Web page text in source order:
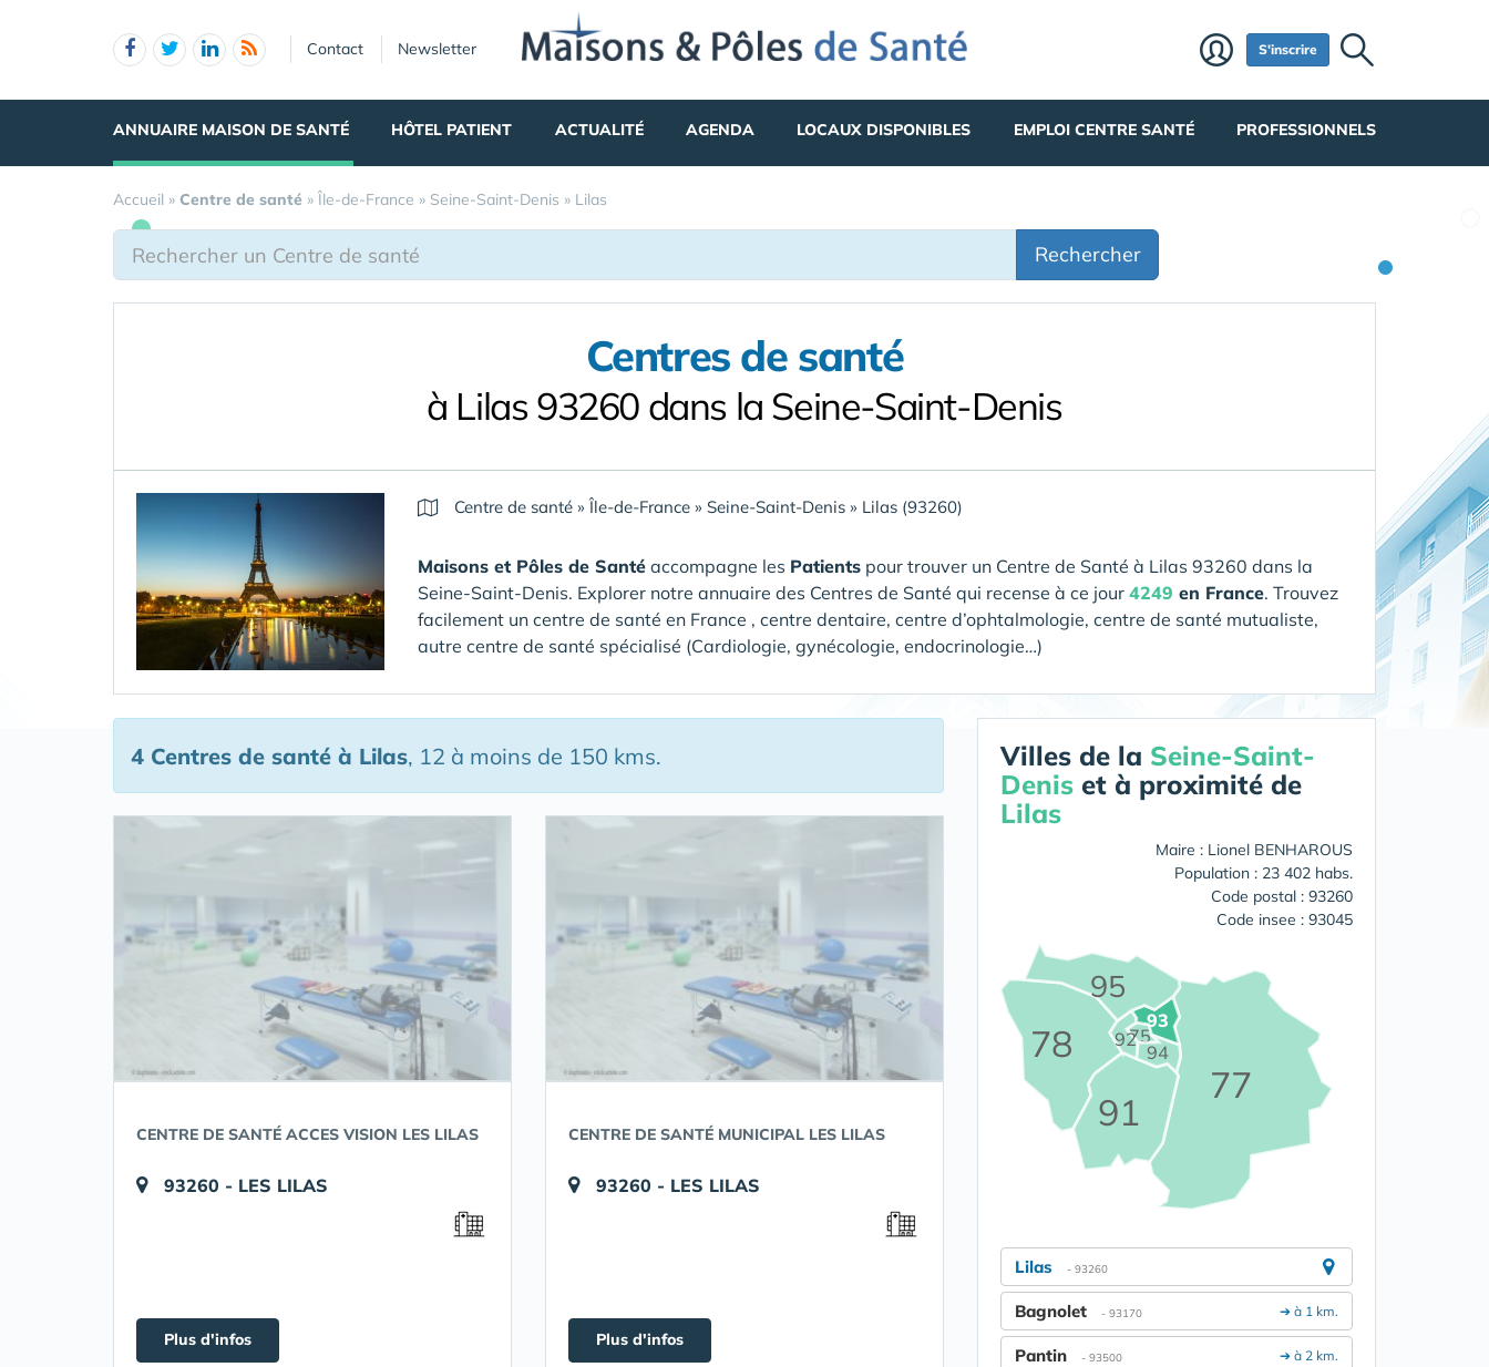
Contact Newsletter S'inscrire
ANNUAIRE MAISON DE SANTÉ HÔTEL PATIENT ACTUALITÉ AGENDA LOCAUX DISPONIBLES EMPLOI CENTRE SANTÉ PROFESSIONNELS
Accueil » Centre de santé » Île-de-France » Seine-Saint-Denis » Lilas
Rechercher
Centres de santé
à Lilas 93260 dans la Seine-Saint-Denis
Centre de santé »Île-de-France » Seine-Saint-Denis » Lilas (93260)
Maisons et Pôles de Santé accompagne les Patients pour trouver un Centre de Santé à Lilas 93260 dans la
Seine-Saint-Denis. Explorer notre annuaire des Centres de Santé qui recense à ce jour 4249 en France. Trouvez
facilement un centre de santé en France , centre dentaire, centre d’ophtalmologie, centre de santé mutualiste,
autre centre de santé spécialisé (Cardiologie, gynécologie, endocrinologie…)
4 Centres de santé à Lilas, 12 à moins de 150 kms.
CENTRE DE SANTÉ ACCES VISION LES LILAS
93260 - LES LILAS
Plus d'infos
CENTRE DE SANTÉ MUNICIPAL LES LILAS
93260 - LES LILAS
Plus d'infos
Villes de la Seine-Saint-
Denis et à proximité de
Lilas
Maire : Lionel BENHAROUS
Population : 23 402 habs.
Code postal : 93260
Code insee : 93045
75
77
78
91
92
93
94
95
Lilas - 93260
➔ à 1 km.
Bagnolet - 93170
➔ à 2 km.
Pantin - 93500